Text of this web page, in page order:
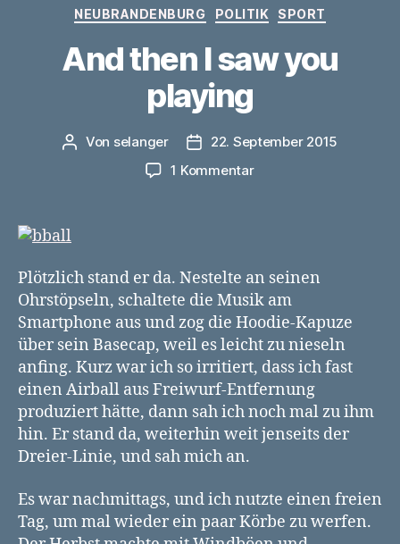
Kategorien
NEUBRANDENBURG POLITIK SPORT
And then I saw you
playing
Beitragsautor
Von selanger Veröffentlichungsdatum
22. September 2015
1 Kommentarzu
playing
Plötzlich stand er da. Nestelte an seinen
Ohrstöpseln, schaltete die Musik am
Smartphone aus und zog die Hoodie-Kapuze
über sein Basecap, weil es leicht zu nieseln
anfing. Kurz war ich so irritiert, dass ich fast
einen Airball aus Freiwurf-Entfernung
produziert hätte, dann sah ich noch mal zu ihm
hin. Er stand da, weiterhin weit jenseits der
Dreier-Linie, und sah mich an.
Es war nachmittags, und ich nutzte einen freien
Tag, um mal wieder ein paar Körbe zu werfen.